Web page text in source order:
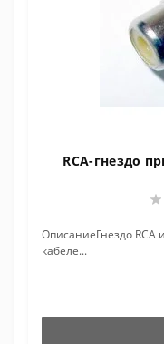
RCA-гнездо
ОписаниеГнездо RCA
кабеле...